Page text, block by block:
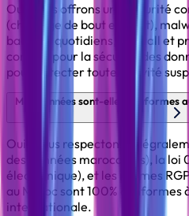
Oui, nous offrons une sécurité
(chiffrage de bout en bout),
backups quotidiens, firewall et
compte pour la sécurité des
pour détecter toute activité
Mes données sont-elles conformes
Oui. Nous respectons
des données marocaines), la
électronique), et les normes
au Maroc sont 100%
internationale.